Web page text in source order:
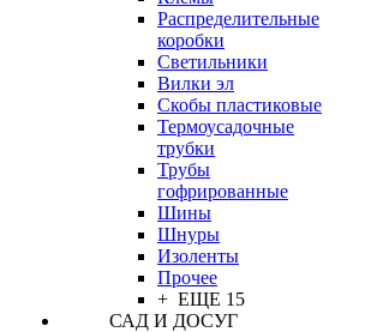
Распределительные
коробки
Светильники
Вилки эл
Скобы пластиковые
Термоусадочные
трубки
Трубы
гофрированные
Шины
Шнуры
Изоленты
Прочее
+ ЕЩЕ 15
САД И ДОСУГ